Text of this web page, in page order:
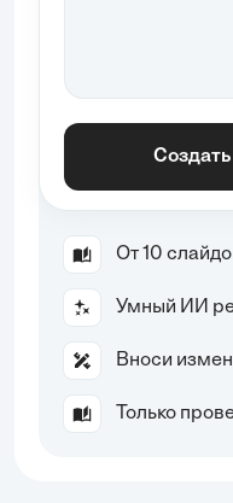
От 10
Умный ИИ
Вноси
Только